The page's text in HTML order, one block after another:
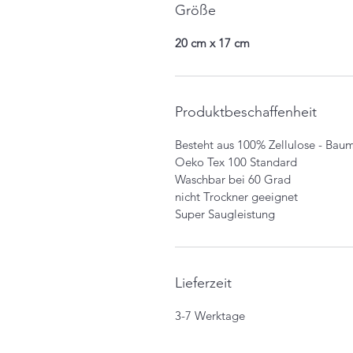
Größe
20 cm x 17 cm
Produktbeschaffenheit
Besteht aus 100% Zellulose -
Oeko Tex 100 Standard
Waschbar bei 60 Grad
nicht Trockner geeignet
Super Saugleistung
Lieferzeit
3-7 Werktage